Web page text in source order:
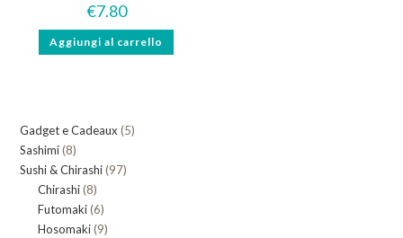
€7.80
Aggiungi al carrello
Gadget e Cadeaux 55
Sashimi 88
prodotti
Sushi & Chirashi 9797
Chirashi 88
prodotti
Futomaki 66
prodotti
Hosomaki 99